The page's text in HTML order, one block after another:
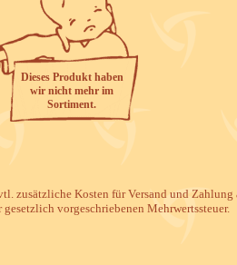
Dieses Produkt haben
wir nicht mehr im
Sortiment.
zusätzliche Kosten für Versand und Zahlung
vorgeschriebenen Mehrwertssteuer.